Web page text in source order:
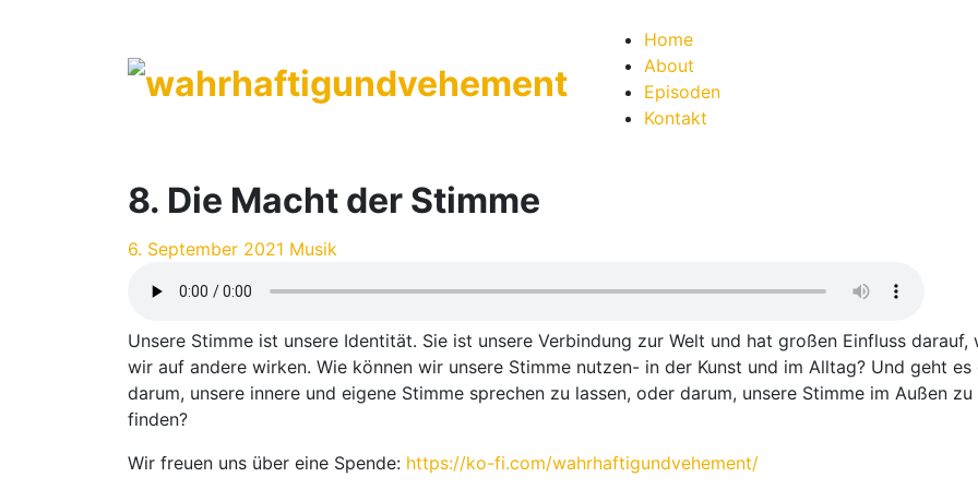
über
Inspiration,
und
das
aus
der
Sicht
der
Julie
Home
About
Episoden
Kontakt
8. Die Macht der Stimme
Posted
6. September 2021 Posted
Musik
Unsere Stimme ist unsere Identität. Sie ist unsere Verbindung zur Welt und hat großen Einfluss darauf,
wir auf andere wirken. Wie können wir unsere Stimme nutzen- in der Kunst und im Alltag? Und geht es
darum, unsere innere und eigene Stimme sprechen zu lassen, oder darum, unsere Stimme im Außen zu
finden?
Wir freuen uns über eine Spende: https://ko-fi.com/wahrhaftigundvehement/